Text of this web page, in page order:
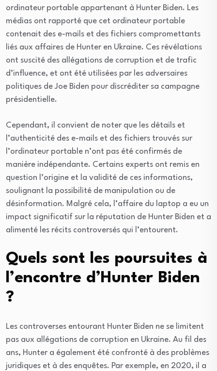
ordinateur portable appartenant à Hunter Biden. Les
médias ont rapporté que cet ordinateur portable
contenait des e-mails et des fichiers compromettants
liés aux affaires de Hunter en Ukraine. Ces révélations
ont suscité des allégations de corruption et de trafic
d’influence, et ont été utilisées par les adversaires
politiques de Joe Biden pour discréditer sa campagne
présidentielle.
Cependant, il convient de noter que les détails et
l’authenticité des e-mails et des fichiers trouvés sur
l’ordinateur portable n’ont pas été confirmés de
manière indépendante. Certains experts ont remis en
question l’origine et la validité de ces informations,
soulignant la possibilité de manipulation ou de
désinformation. Malgré cela, l’affaire du laptop a eu un
impact significatif sur la réputation de Hunter Biden et a
alimenté les récits controversés qui l’entourent.
Quels sont les poursuites à
l’encontre d’Hunter Biden
?
Les controverses entourant Hunter Biden ne se limitent
pas aux allégations de corruption en Ukraine. Au fil des
ans, Hunter a également été confronté à des problèmes
juridiques et à des enquêtes. Par exemple, en 2020, il a